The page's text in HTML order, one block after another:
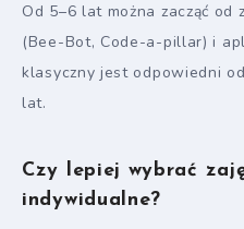
Od 5–6 lat można zacząć
(Bee-Bot, Code-a-pillar) i
klasyczny jest odpowiedni
lat.
Czy lepiej wybrać
indywidualne?